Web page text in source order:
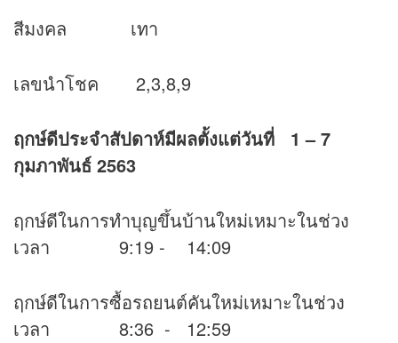
สีมงคล เทา
เลขนำโชค 2,3,8,9
ฤกษ์ดีประจำสัปดาห์มีผลตั้งแต่วันที่ 1 – 7
กุมภาพันธ์ 2563
ฤกษ์ดีในการทำบุญขึ้นบ้านใหม่เหมาะในช่วง
เวลา 9:19 - 14:09
ฤกษ์ดีในการซื้อรถยนต์คันใหม่เหมาะในช่วง
เวลา 8:36 - 12:59